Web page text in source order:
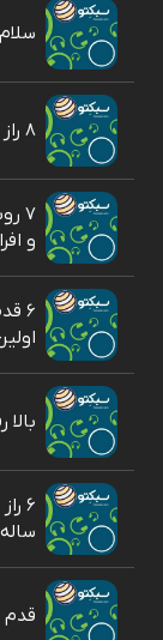
۸ راز موفقیت
۷
و
۶
بالا
قدم